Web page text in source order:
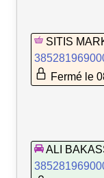
SITIS
Fermé le
ALI